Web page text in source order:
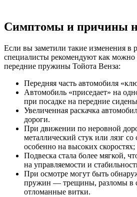
Симптомы и причины
Если вы заметили такие изменения в
специалисты рекомендуют как можно
передние пружины Тойота Венза:
Передняя часть автомобиля
Автомобиль «приседает» на
при посадке на передние
Увеличенная раскачка
дороги.
При движении по неровной
металлический стук или лязг
особенно на высоких скоростях;
Подвеска стала более мягкой,
на управляемости и
При осмотре могут быть
пружин — трещины, разломы в
отломанные витки.